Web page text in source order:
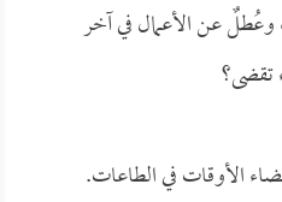
وعُطلٌ عن الأعمال في آخر
تقضى؟
الأوقات في الطاعات.